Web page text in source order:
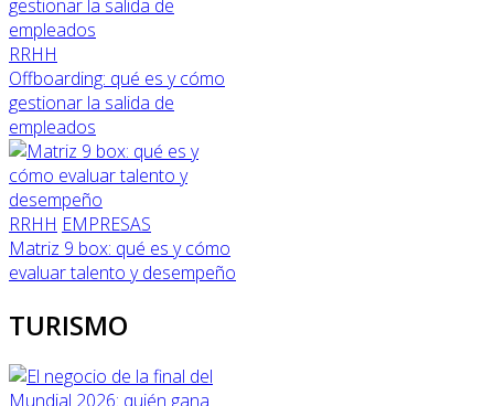
RRHH
Offboarding: qué es y cómo
gestionar la salida de
empleados
RRHH EMPRESAS
Matriz 9 box: qué es y cómo
evaluar talento y desempeño
TURISMO